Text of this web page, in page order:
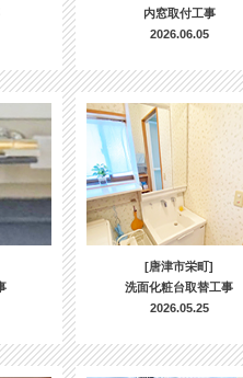
内窓取付工事
2026.06.05
[唐津市栄町]
洗面化粧台取替工事
2026.05.25